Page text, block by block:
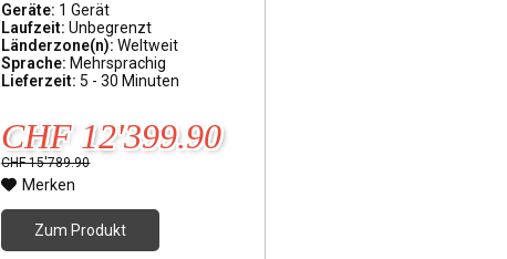
Geräte: 1 Gerät
Laufzeit:Unbegrenzt
Länderzone(n):Weltweit
Sprache: Mehrsprachig
Lieferzeit: 5 - 30 Minuten
CHF 12'399.90
CHF 15'789.90
Merken
Zum Produkt